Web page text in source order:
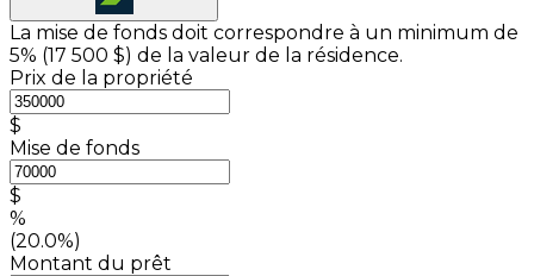
La mise de fonds doit correspondre à un minimum de
5% (17 500 $) de la valeur de la résidence.
Prix de la propriété
$
Mise de fonds
$
%
(20.0%)
Montant du prêt